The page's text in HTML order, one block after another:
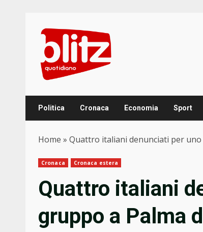
content
Politica Cronaca Economia Sport
Home » Quattro italiani denunciati per
Cronaca Cronaca estera
Quattro italiani
gruppo a Palma